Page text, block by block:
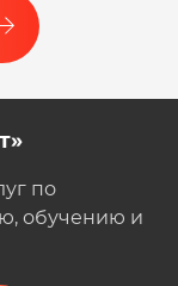
по
обучению и